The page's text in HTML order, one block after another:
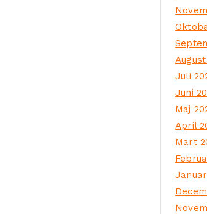
Juli
Juni
Maj
April
Mart